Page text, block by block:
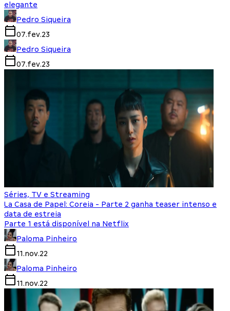
elegante
Pedro Siqueira
07.fev.23
Pedro Siqueira
07.fev.23
Séries, TV e Streaming
La Casa de Papel: Coreia - Parte 2 ganha teaser intenso e
data de estreia
Parte 1 está disponível na Netflix
Paloma Pinheiro
11.nov.22
Paloma Pinheiro
11.nov.22